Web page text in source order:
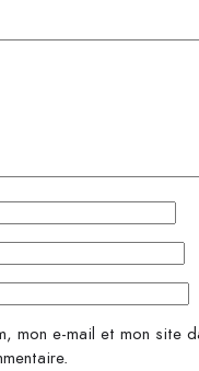
mon e-mail et mon site